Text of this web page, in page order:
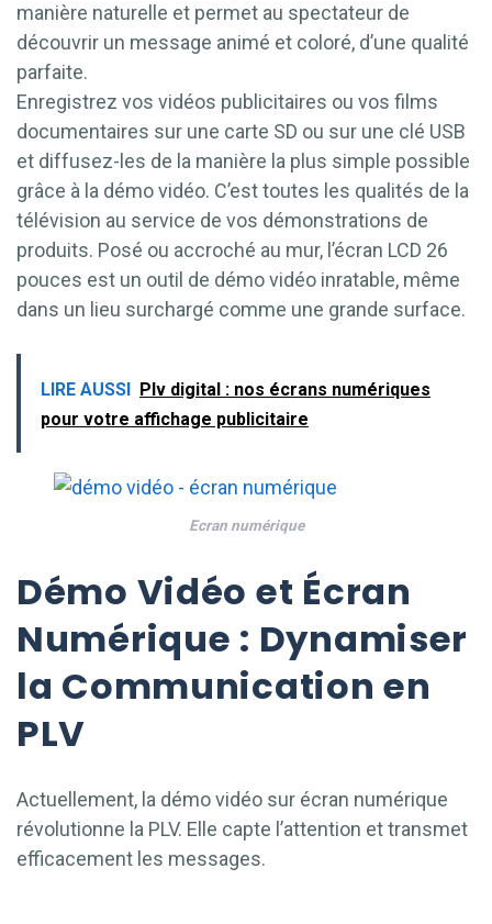
manière naturelle et permet au spectateur de
découvrir un message animé et coloré, d’une qualité
parfaite.
Enregistrez vos vidéos publicitaires ou vos films
documentaires sur une carte SD ou sur une clé USB
et diffusez-les de la manière la plus simple possible
grâce à la démo vidéo. C’est toutes les qualités de la
télévision au service de vos démonstrations de
produits. Posé ou accroché au mur, l’écran LCD 26
pouces est un outil de démo vidéo inratable, même
dans un lieu surchargé comme une grande surface.
LIRE AUSSI
Plv digital : nos écrans numériques
pour votre affichage publicitaire
Ecran numérique
Démo Vidéo et Écran
Numérique : Dynamiser
la Communication en
PLV
Actuellement, la démo vidéo sur écran numérique
révolutionne la PLV. Elle capte l’attention et transmet
efficacement les messages.